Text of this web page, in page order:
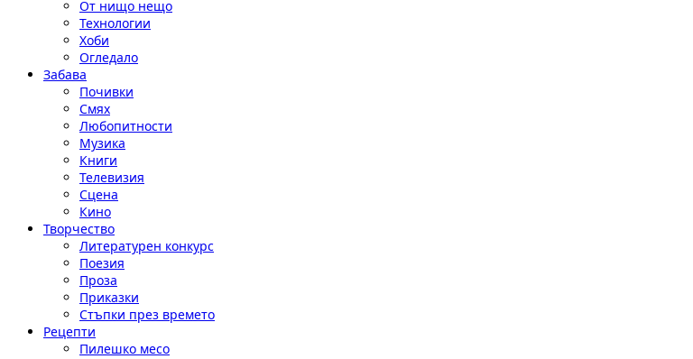
От нищо нещо
Технологии
Хоби
Огледало
Забава
Почивки
Смях
Любопитности
Музика
Книги
Телевизия
Сцена
Кино
Творчество
Литературен конкурс
Поезия
Проза
Приказки
Стъпки през времето
Рецепти
Пилешко месо